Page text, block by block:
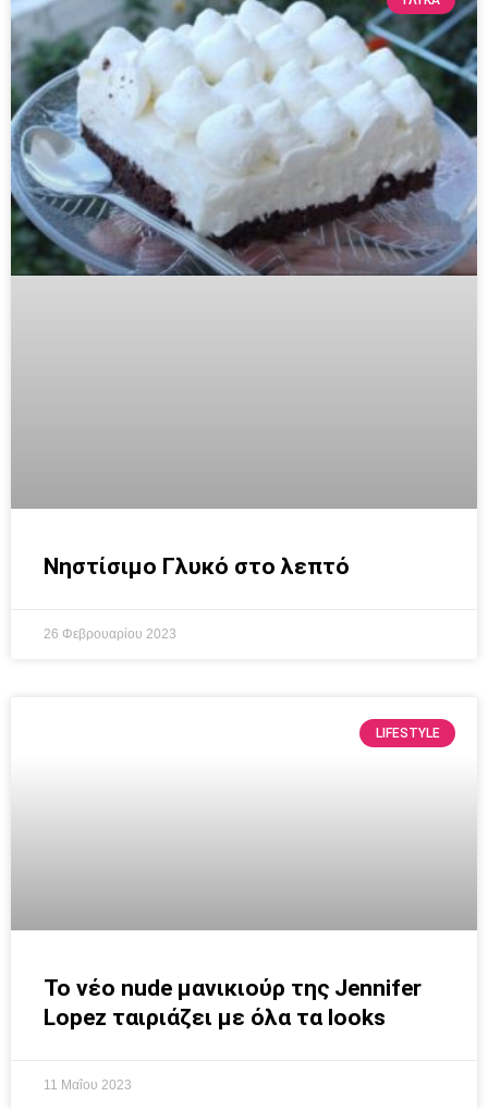
Νηστίσιμο Γλυκό στο λεπτό
26 Φεβρουαρίου 2023
LIFESTYLE
Το νέο nude μανικιούρ της Jennifer
Lopez ταιριάζει με όλα τα looks
11 Μαΐου 2023